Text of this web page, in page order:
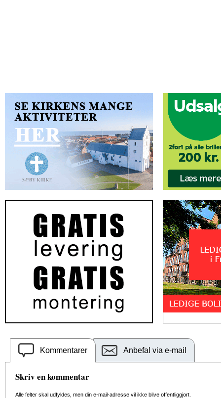
Kommentarer Anbefal via e-mail
Skriv en kommentar
Alle felter skal udfyldes, men din e-mail-adresse vil ikke blive offentliggjort.